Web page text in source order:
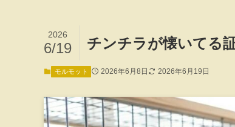
チンチラが懐いてる
2026
6/19
モルモット 2026年6月8日 2026年6月19日